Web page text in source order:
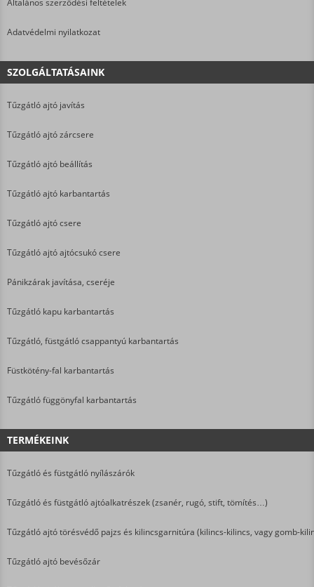
Általános szerződési feltételek
Adatvédelmi nyilatkozat
SZOLGÁLTATÁSAINK
Tűzgátló ajtó javítás
Tűzgátló ajtó zárcsere
Tűzgátló ajtó beállítás
Tűzgátló ajtó karbantartás
Tűzgátló ajtó csere
Tűzgátló ajtó ajtócsukó csere
Pánikzárak javítása, cseréje
Tűzgátló kapu karbantartás
Tűzgátló, füstgátló csappantyú karbantartás
Füstkötény-fal karbantartás
Tűzgátló függönyfal karbantartás
TERMÉKEINK
Tűzgátló és füstgátló nyílászárók
Tűzgátló és füstgátló ajtóalkatrészek (zsanér, rugó, stift, tömítés…)
Tűzgátló ajtó törésvédő pajzs és kilincsgarnitúra (kilincs-kilincs, vagy gomb-
Tűzgátló ajtó bevésőzár